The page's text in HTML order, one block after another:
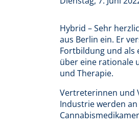
Hybrid – Sehr
aus Berlin ein. Er
Fortbildung und als
über eine rationale
und Therapie.
Vertreterinnen und
Industrie werden